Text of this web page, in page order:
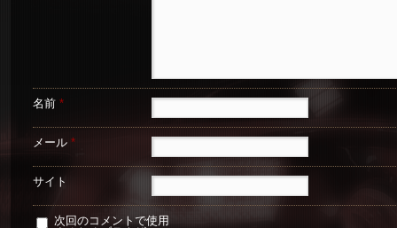
名前 *
メール *
サイト
次回のコメントで使用